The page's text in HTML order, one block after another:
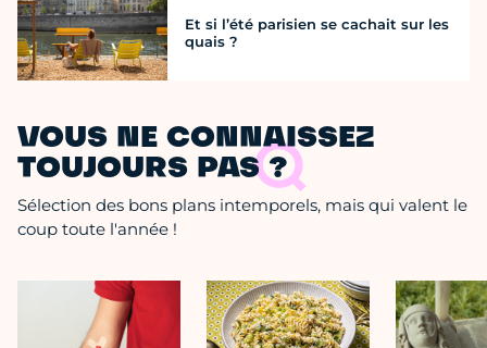
Et si l’été parisien se cachait sur les
quais ?
VOUS NE CONNAISSEZ
TOUJOURS PAS ?
Sélection des bons plans intemporels, mais qui valent le
coup toute l'année !